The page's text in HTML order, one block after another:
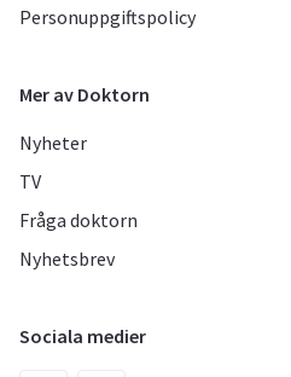
Personuppgiftspolicy
Mer av Doktorn
Nyheter
TV
Fråga doktorn
Nyhetsbrev
Sociala medier